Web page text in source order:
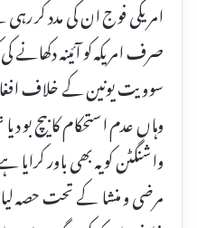
امریکی فوج ان کی مدد کر
صرف امریکہ کو آئینہ
سوویت یونین کے خلاف
وہاں عدم استحکام کا بیچ بو
واشنگٹن کو یہ بھی باور
مرضی و منشا کے تحت حصہ